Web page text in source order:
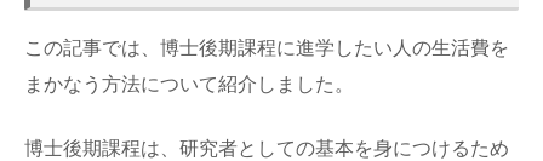
この記事では、博士後期課程に進学したい人の生活費を
まかなう方法について紹介しました。
博士後期課程は、研究者としての基本を身につけるため